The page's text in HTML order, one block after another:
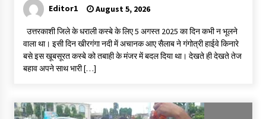
Editor1 August 5, 2026
उत्तरकाशी जिले के धराली कस्बे के लिए 5 अगस्त 2025 का दिन कभी न भूलने
वाला था। इसी दिन खीरगंगा नदी में अचानक आए सैलाब ने गंगोत्री हाईवे किनारे
बसे इस खूबसूरत कस्बे को तबाही के मंजर में बदल दिया था। देखते ही देखते तेज
बहाव अपने साथ भारी […]